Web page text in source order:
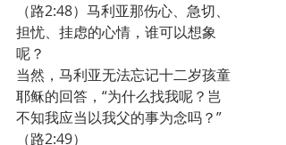
（路2:48）马利亚那伤心、急切、
担忧、挂虑的心情，谁可以想象
呢？
当然，马利亚无法忘记十二岁孩童
耶稣的回答，“为什么找我呢？岂
不知我应当以我父的事为念吗？”
（路2:49）